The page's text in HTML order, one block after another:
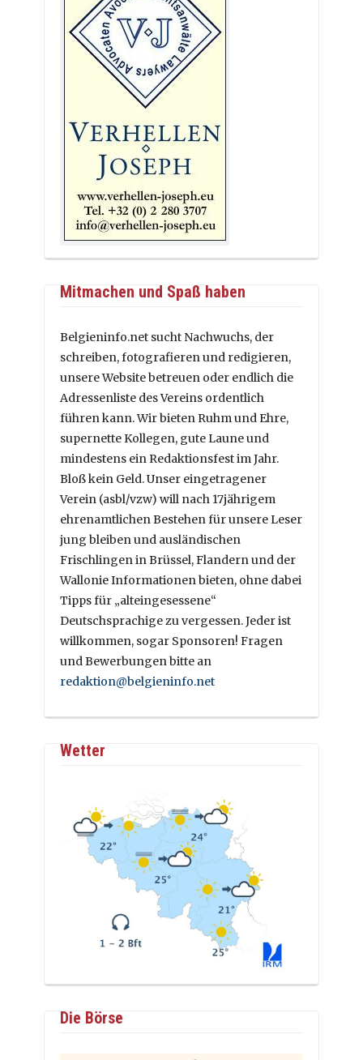
Mitmachen und Spaß haben
Belgieninfo.net sucht Nachwuchs, der
schreiben, fotografieren und redigieren,
unsere Website betreuen oder endlich die
Adressenliste des Vereins ordentlich
führen kann. Wir bieten Ruhm und Ehre,
supernette Kollegen, gute Laune und
mindestens ein Redaktionsfest im Jahr.
Bloß kein Geld. Unser eingetragener
Verein (asbl/vzw) will nach 17jährigem
ehrenamtlichen Bestehen für unsere Leser
jung bleiben und ausländischen
Frischlingen in Brüssel, Flandern und der
Wallonie Informationen bieten, ohne dabei
Tipps für „alteingesessene“
Deutschsprachige zu vergessen. Jeder ist
willkommen, sogar Sponsoren! Fragen
und Bewerbungen bitte an
redaktion@belgieninfo.net
Wetter
Die Börse